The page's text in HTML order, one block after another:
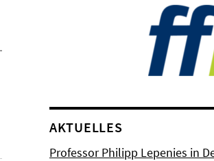
AKTUELLES
Professor Philipp Lepenies in